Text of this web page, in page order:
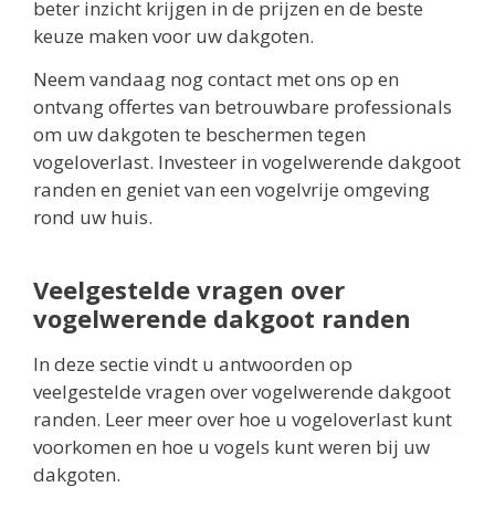
beter inzicht krijgen in de prijzen en de beste
keuze maken voor uw dakgoten.
Neem vandaag nog contact met ons op en
ontvang offertes van betrouwbare professionals
om uw dakgoten te beschermen tegen
vogeloverlast. Investeer in vogelwerende dakgoot
randen en geniet van een vogelvrije omgeving
rond uw huis.
Veelgestelde vragen over
vogelwerende dakgoot randen
In deze sectie vindt u antwoorden op
veelgestelde vragen over vogelwerende dakgoot
randen. Leer meer over hoe u vogeloverlast kunt
voorkomen en hoe u vogels kunt weren bij uw
dakgoten.